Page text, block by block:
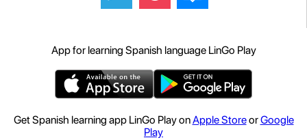
App for learning Spanish language LinGo Play
Get Spanish learning app LinGo Play onApple StoreorGoogle
Play